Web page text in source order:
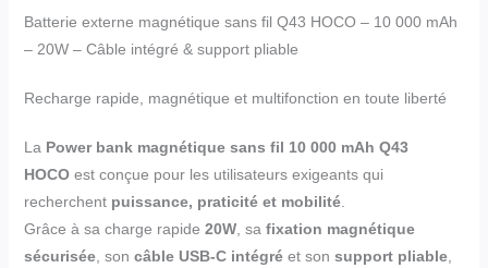
Batterie externe magnétique sans fil Q43 HOCO – 10 000 mAh
– 20W – Câble intégré & support pliable
Recharge rapide, magnétique et multifonction en toute liberté
La Power bank magnétique sans fil 10 000 mAh Q43
HOCOest conçue pour les utilisateurs exigeants qui
recherchent puissance, praticité et mobilité.
Grâce à sa charge rapide 20W, sa fixation magnétique
sécurisée, son câble USB-C intégréet son support pliable,